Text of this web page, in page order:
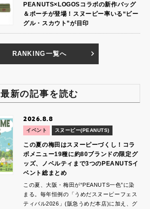
PEANUTS×LOGOSコラボの新作バッグ
＆ポーチが登場！スヌーピー率いる“ビー
グル・スカウト”が目印
RANKING一覧へ
最新の記事を読む
2026.8.8
イベント スヌーピー(PEANUTS)
この夏の梅田はスヌーピーづくし！コラ
ボメニュー19種に約80ブランドの限定グ
ッズ、ノベルティまで3つのPEANUTSイ
ベント総まとめ
この夏、大阪・梅田が“PEANUTS一色”に染
まる。毎年恒例の「うめだスヌーピーフェス
ティバル2026」(阪急うめだ本店)に加え、グ